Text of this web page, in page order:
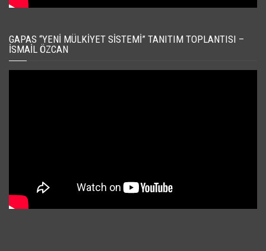
GAPAS “YENI MÜLKIYET SISTEMI” TANITIM TOPLANTISI –
İSMAIL ÖZCAN